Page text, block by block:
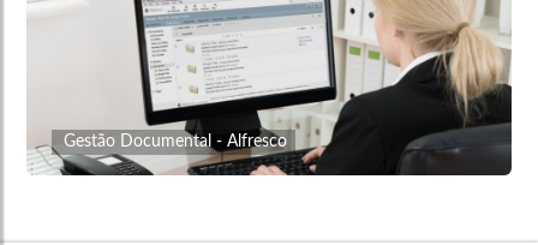
Gestão Documental - Alfresco